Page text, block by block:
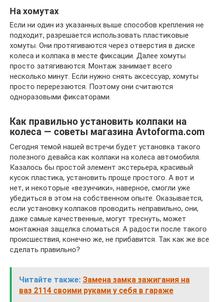
На хомутах
Если ни один из указанных выше способов крепления не
подходит, разрешается использовать пластиковые
хомуты. Они протягиваются через отверстия в диске
колеса и колпака в месте фиксации. Далее хомуты
просто затягиваются. Монтаж занимает всего
несколько минут. Если нужно снять аксессуар, хомуты
просто перерезаются. Поэтому они считаются
одноразовыми фиксаторами.
Как правильно установить колпаки на
колеса — советы магазина Avtoforma.com
Сегодня темой нашей встречи будет установка такого
полезного девайса как колпаки на колеса автомобиля.
Казалось бы простой элемент экстерьера, красивый
кусок пластика, установить проще простого. А вот и
нет, и некоторые «везунчики», наверное, смогли уже
убедиться в этом на собственном опыте. Оказывается,
если установку колпаков проводить неправильно, они,
даже самые качественные, могут треснуть, может
монтажная защелка сломаться. А радости после такого
происшествия, конечно же, не прибавится. Так как же все
сделать правильно?
Читайте также: Замена замка зажигания на
ваз 2114 своими руками у себя в гараже